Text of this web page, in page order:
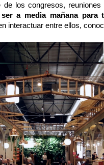
los congresos,
a media mañana para
interactuar entre ellos,